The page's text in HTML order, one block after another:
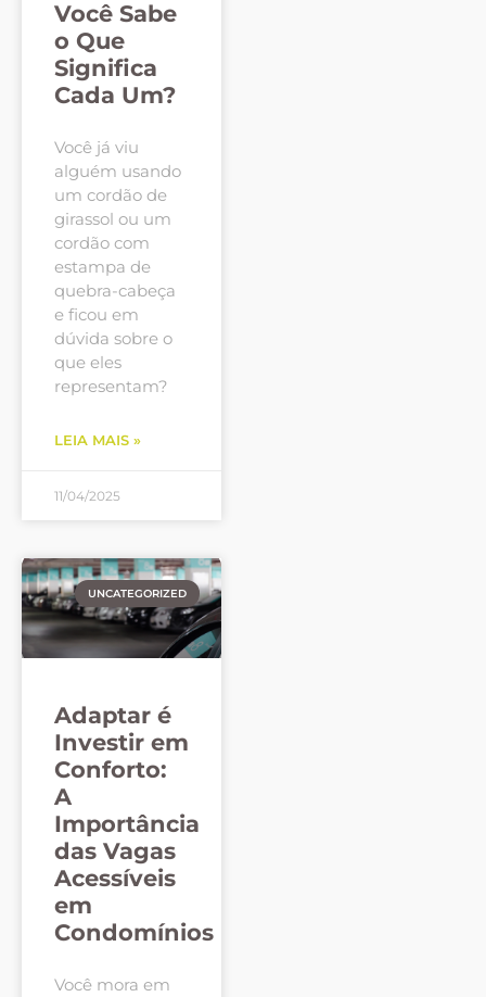
Você Sabe
o Que
Significa
Cada Um?
Você já viu
alguém usando
um cordão de
girassol ou um
cordão com
estampa de
quebra-cabeça
e ficou em
dúvida sobre o
que eles
representam?
LEIA MAIS »
11/04/2025
UNCATEGORIZED
Adaptar é
Investir em
Conforto:
A
Importância
das Vagas
Acessíveis
em
Condomínios
Você mora em